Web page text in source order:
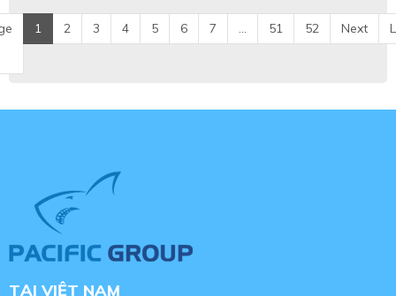
1 2 3 4 5 6 7 ... 51 52 Next
TẠI VIỆT NAM